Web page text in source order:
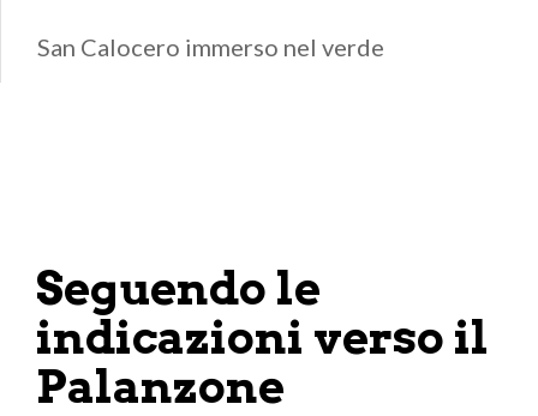
San Calocero immerso nel verde
Seguendo le
indicazioni verso il
Palanzone